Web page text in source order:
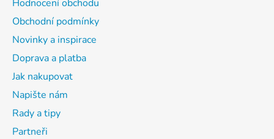
Hodnocení obchodu
Obchodní podmínky
Novinky a inspirace
Doprava a platba
Jak nakupovat
Napište nám
Rady a tipy
Partneři